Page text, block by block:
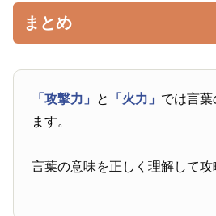
まとめ
「攻撃力」 と 「火力」 では言葉
ます。
言葉の意味を正しく理解して攻